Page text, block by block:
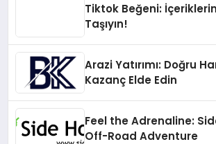
Tiktok Beğeni:
Taşıyın!
Arazi Yatırımı: Doğru
Kazanç Elde Edin
Feel the Adrenaline:
Off-Road Adventure